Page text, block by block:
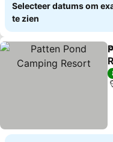
Selecteer datums om
te zien